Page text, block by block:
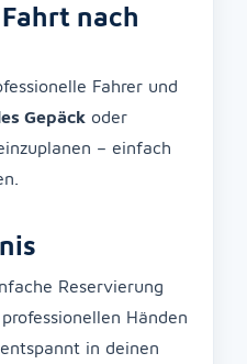
nach
Fahrer und
Gepäck oder
– einfach
Reservierung
Händen
in deinen